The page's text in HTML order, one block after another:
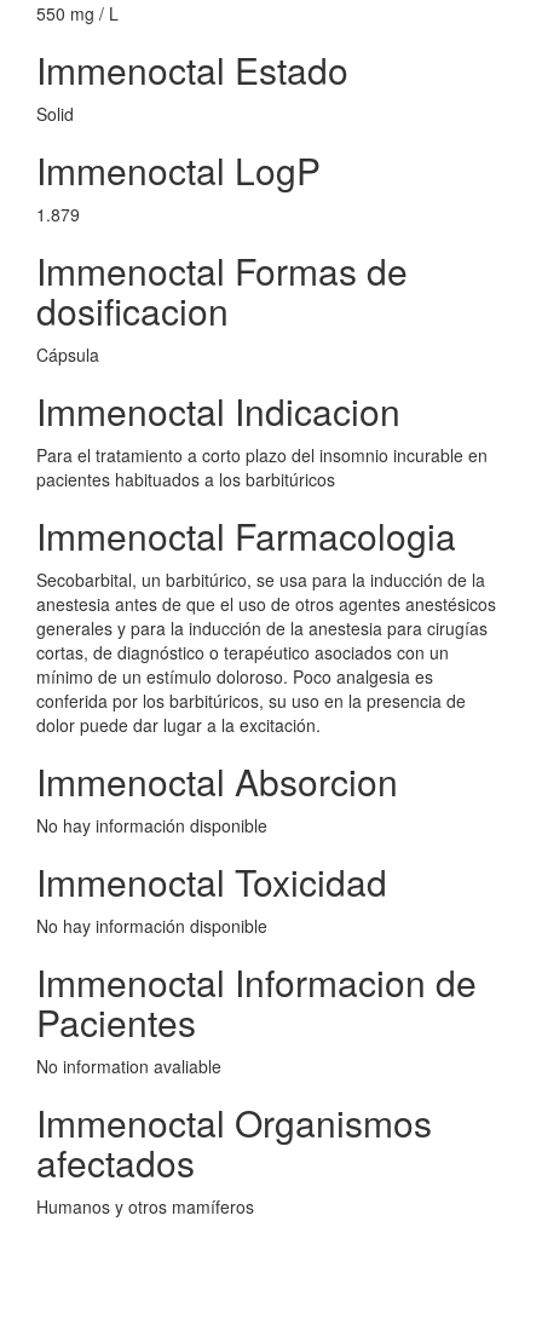
550 mg / L
Immenoctal Estado
Solid
Immenoctal LogP
1.879
Immenoctal Formas de
dosificacion
Cápsula
Immenoctal Indicacion
Para el tratamiento a corto plazo del insomnio incurable en
pacientes habituados a los barbitúricos
Immenoctal Farmacologia
Secobarbital, un barbitúrico, se usa para la inducción de la
anestesia antes de que el uso de otros agentes anestésicos
generales y para la inducción de la anestesia para cirugías
cortas, de diagnóstico o terapéutico asociados con un
mínimo de un estímulo doloroso. Poco analgesia es
conferida por los barbitúricos, su uso en la presencia de
dolor puede dar lugar a la excitación.
Immenoctal Absorcion
No hay información disponible
Immenoctal Toxicidad
No hay información disponible
Immenoctal Informacion de
Pacientes
No information avaliable
Immenoctal Organismos
afectados
Humanos y otros mamíferos